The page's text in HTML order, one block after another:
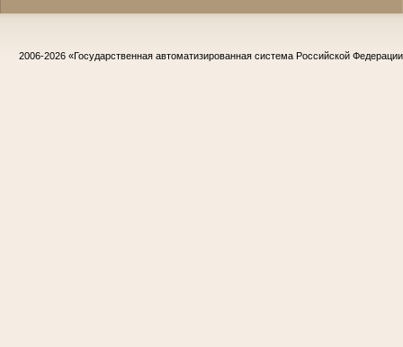
2006-2026 «Государственная автоматизированная система Российской